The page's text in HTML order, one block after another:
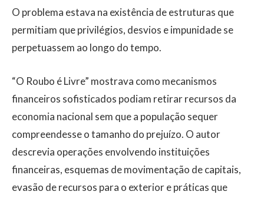
O problema estava na existência de estruturas que
permitiam que privilégios, desvios e impunidade se
perpetuassem ao longo do tempo.
“O Roubo é Livre” mostrava como mecanismos
financeiros sofisticados podiam retirar recursos da
economia nacional sem que a população sequer
compreendesse o tamanho do prejuízo. O autor
descrevia operações envolvendo instituições
financeiras, esquemas de movimentação de capitais,
evasão de recursos para o exterior e práticas que